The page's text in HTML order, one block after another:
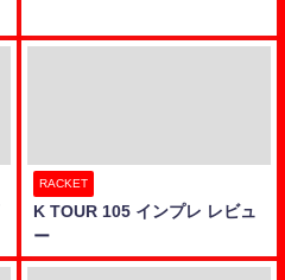
RACKET
K TOUR 105 インプレ レビュ
ー